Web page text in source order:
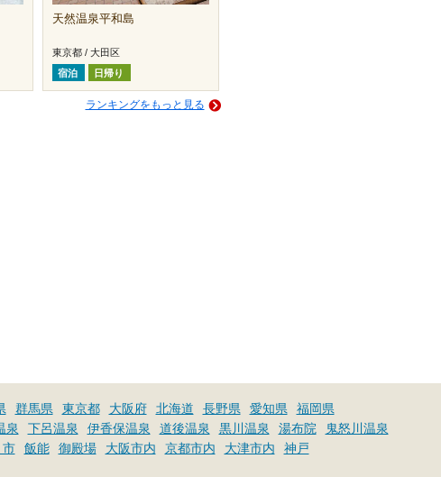
天然温泉平和島
東京都 / 大田区
宿泊
日帰り
ランキングをもっと見る
群馬県 東京都 大阪府 北海道 長野県 愛知県 福岡県
泉 下呂温泉 伊香保温泉 道後温泉 黒川温泉 湯布院 鬼怒川温泉
市 飯能 御殿場 大阪市内 京都市内 大津市内 神戸